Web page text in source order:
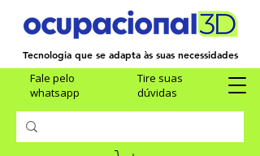
Fale pelo
whatsapp
Tire suas
dúvidas
Tecnologia que se adapta às suas necessidades